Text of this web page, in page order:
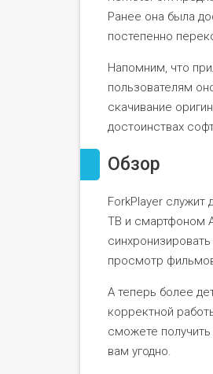
Ранее она была
постепенно
Напомним, что
пользователям
скачивание
достоинствах
Обзор
ForkPlayer
ТВ и смартфоном
просмотр
А теперь более
корректной
сможете
вам угодно.